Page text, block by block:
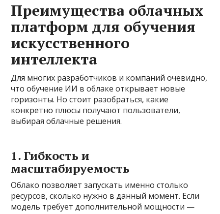
Преимущества облачных
платформ для обучения
искусственного
интеллекта
Для многих разработчиков и компаний очевидно,
что обучение ИИ в облаке открывает новые
горизонты. Но стоит разобраться, какие
конкретно плюсы получают пользователи,
выбирая облачные решения.
1. Гибкость и
масштабируемость
Облако позволяет запускать именно столько
ресурсов, сколько нужно в данный момент. Если
модель требует дополнительной мощности —